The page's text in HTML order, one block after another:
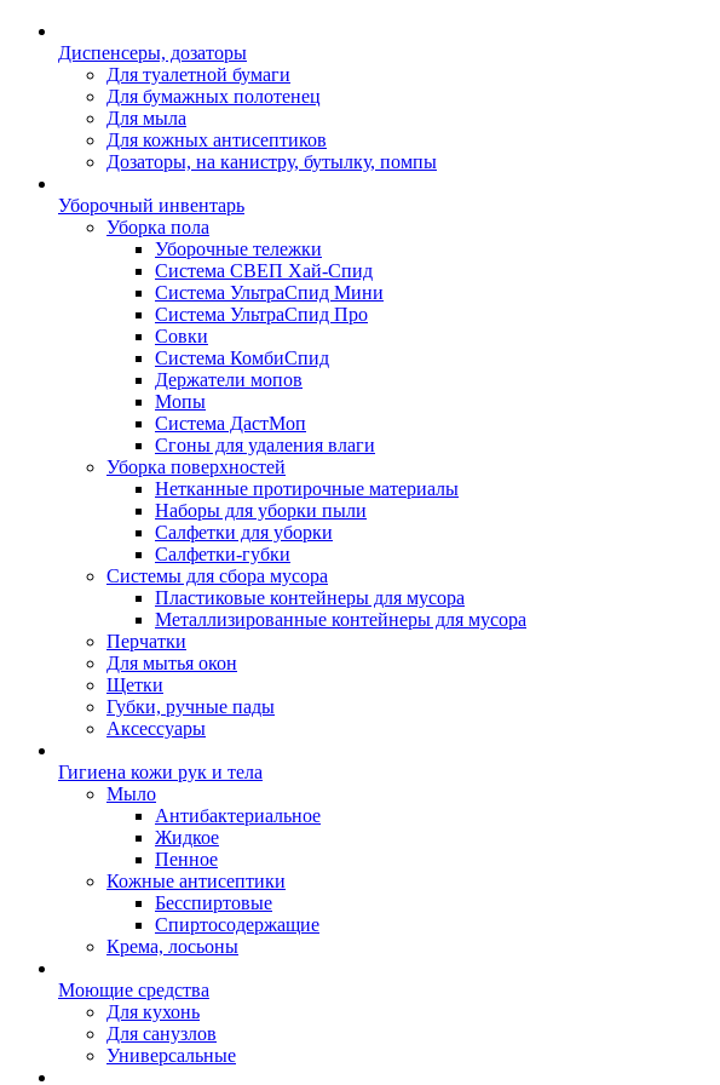
Диспенсеры, дозаторы
Для туалетной бумаги
Для бумажных полотенец
Для мыла
Для кожных антисептиков
Дозаторы, на канистру, бутылку, помпы
Уборочный инвентарь
Уборка пола
Уборочные тележки
Система СВЕП Хай-Спид
Система УльтраСпид Мини
Система УльтраСпид Про
Совки
Система КомбиСпид
Держатели мопов
Мопы
Система ДастМоп
Сгоны для удаления влаги
Уборка поверхностей
Нетканные протирочные материалы
Наборы для уборки пыли
Салфетки для уборки
Салфетки-губки
Системы для сбора мусора
Пластиковые контейнеры для мусора
Металлизированные контейнеры для мусора
Перчатки
Для мытья окон
Щетки
Губки, ручные пады
Аксессуары
Гигиена кожи рук и тела
Мыло
Антибактериальное
Жидкое
Пенное
Кожные антисептики
Бесспиртовые
Cпиртосодержащие
Крема, лосьоны
Моющие средства
Для кухонь
Для санузлов
Универсальные